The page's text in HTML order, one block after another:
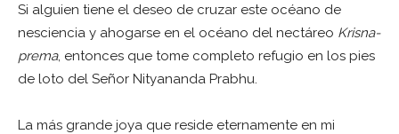
Si alguien tiene el deseo de cruzar este océano de
nesciencia y ahogarse en el océano del nectáreo Krisna-
prema, entonces que tome completo refugio en los pies
de loto del Señor Nityananda Prabhu.
La más grande joya que reside eternamente en mi